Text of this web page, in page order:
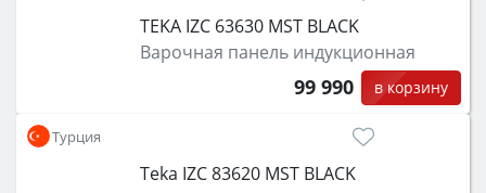
функции (конвекция, гриль, самоочистка,
защита от детей).
TEKA IZC 63630 MST BLACK
Варочная панель индукционная
99 990 в корзину
Турция
Teka IZC 83620 MST BLACK